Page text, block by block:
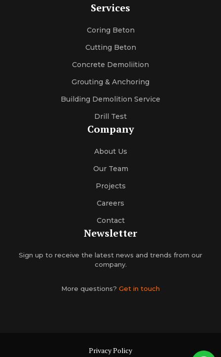
Services
Coring Beton
Cutting Beton
Concrete Demoliition
Grouting & Anchoring
Building Demolition Service
Drill Test
Company
About Us
Our Team
Projects
Careers
Contact
Newsletter
Sign up to receive the latest news and trends from our
company.
More questions? Get in touch
Privacy Policy